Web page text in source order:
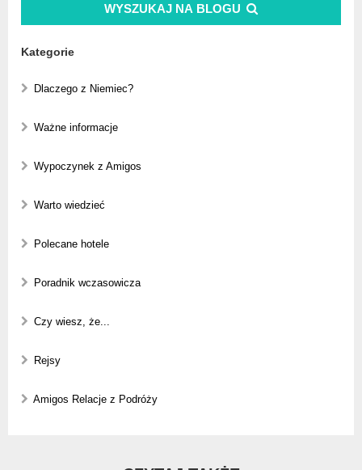
WYSZUKAJ NA BLOGU
Kategorie
Dlaczego z Niemiec?
Ważne informacje
Wypoczynek z Amigos
Warto wiedzieć
Polecane hotele
Poradnik wczasowicza
Czy wiesz, że...
Rejsy
Amigos Relacje z Podróży